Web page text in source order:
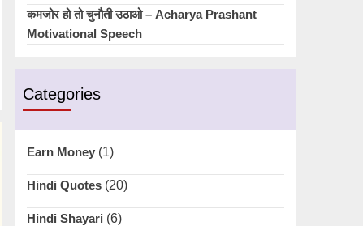
कमजोर हो तो चुनौती उठाओ – Acharya Prashant
Motivational Speech
Categories
Earn Money (1)
Hindi Quotes (20)
Hindi Shayari (6)